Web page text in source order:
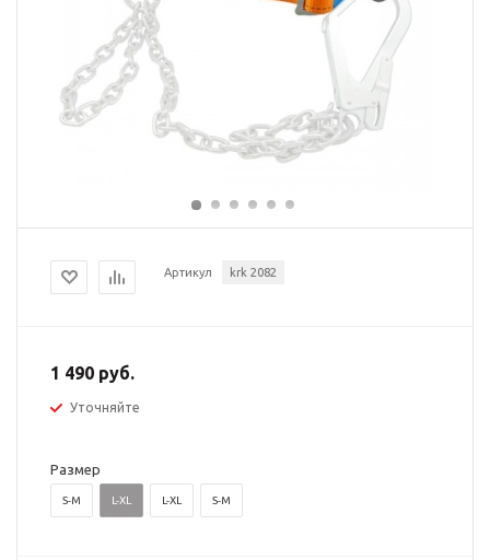
Артикул krk 2082
1 490 руб.
Уточняйте
Размер
S-M L-XL L-XL S-M